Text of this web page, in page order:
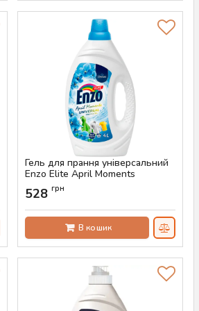
Гель для прання універсальний
Enzo Elite April Moments
Universal 4 л (100 прань)
Артикул:
528 грн
В кошик